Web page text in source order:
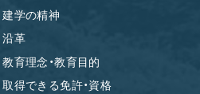
建学の精神
沿革
教育理念・教育目的
取得できる免許・資格